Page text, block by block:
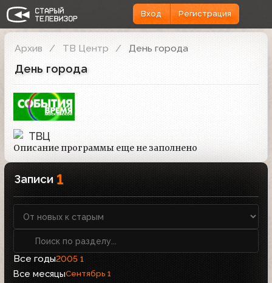
Вход Регистрация
Архив ТВ Центр День города
День города
ТВЦ
Описание программы еще не заполнено
Записи 1
Все годы2005 1
Все месяцыСентябрь 1